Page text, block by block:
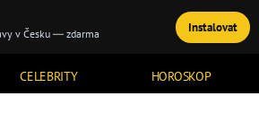
CELEBRITY HOROSKOP
TÉMATA
v Česku — zdarma Instalovat